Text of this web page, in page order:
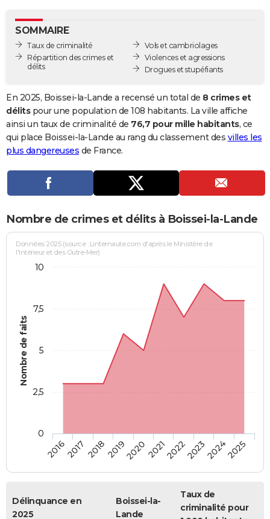
GUIDES D'ACHAT
BONS PLANS
Carte de Noël
Carte Bonne année
Carte Saint-Valentin
Carte Pâques
Carte d'anniversaire
DICTIONNAIRE
Dictionnaire
Biographies
Citations
Expressions
Proverbes
PROGRAMME TV
Se connecter
Entreprises
Service militaire
Avis de recherche
AVIS DE DÉCÈS
Bricolage
Lifestyle
Culture
Sport
Auto
Television
Voyage
Cinema
SOMMAIRE
Taux de criminalité
Répartition des crimes et
délits
Vols et cambriolages
Violences et agressions
Drogues et stupéfiants
En 2025, Boissei-la-Lande a recensé un total de 8 crimes et
délitspour une population de 108 habitants. La ville affiche
ainsi un taux de criminalité de 76,7 pour mille habitants, ce
qui place Boissei-la-Lande au rang du classement des villes les
plus dangereuses de France.
Nombre de crimes et délits à Boissei-la-Lande
Nombre de faits
Données 2025 (source : Linternaute.com d'après le Ministère de
l'Intérieur et des Outre-Mer)
20162017 20182019202020212022202320242025
0
2,5
5
7,5
10
Délinquance en
2025
Boissei-la-
Lande
Taux de
criminalité pour